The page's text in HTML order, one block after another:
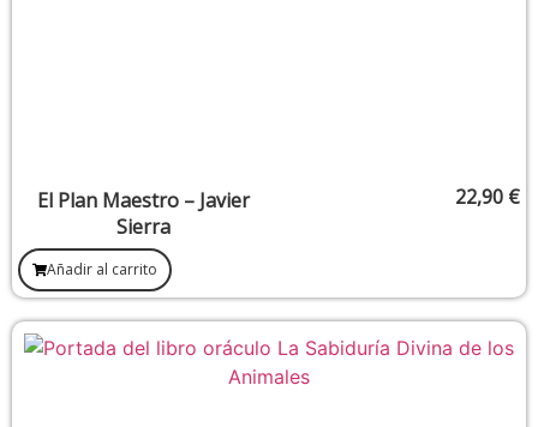
El Plan Maestro – Javier
Sierra
22,90 €
Añadir al carrito